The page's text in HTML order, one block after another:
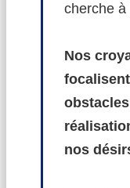
cherche à
Nos
nos